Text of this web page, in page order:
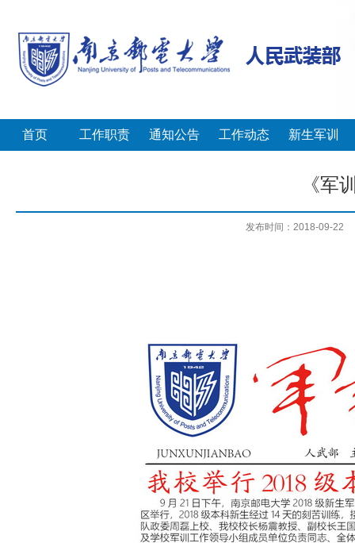
首页 工作职责 通知公告 工作动态 新生军训
《军
发布时间：2018-09-22